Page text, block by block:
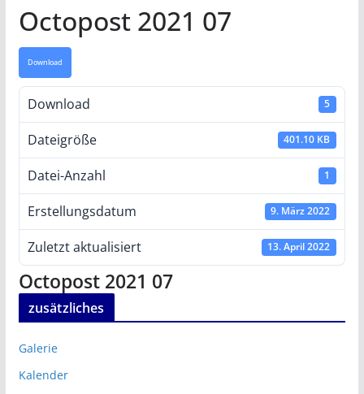
Octopost 2021 07
Download
Download 5
Dateigröße 401.10 KB
Datei-Anzahl 1
Erstellungsdatum 9. März 2022
Zuletzt aktualisiert 13. April 2022
Octopost 2021 07
zusätzliches
Galerie
Kalender